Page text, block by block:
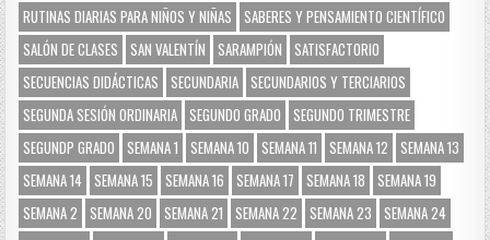
RUTINAS DIARIAS PARA NIÑOS Y NIÑAS
SABERES Y PENSAMIENTO CIENTÍFICO
SALÓN DE CLASES
SAN VALENTÍN SARAMPIÓN
SATISFACTORIO
SECUENCIAS DIDÁCTICAS
SECUNDARIA SECUNDARIOS Y TERCIARIOS
SEGUNDA SESIÓN ORDINARIA SEGUNDO GRADO
SEGUNDO TRIMESTRE
SEGUNDP GRADO
SEMANA 1 SEMANA 10 SEMANA 11 SEMANA 12
SEMANA 13
SEMANA 14
SEMANA 15 SEMANA 16 SEMANA 17 SEMANA 18
SEMANA 19
SEMANA 2
SEMANA 20 SEMANA 21 SEMANA 22 SEMANA 23
SEMANA 24